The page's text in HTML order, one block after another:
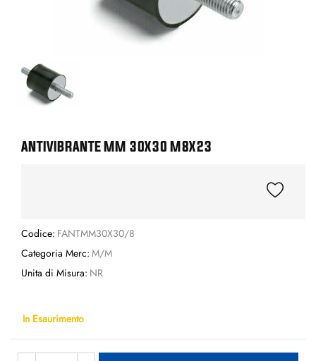
ANTIVIBRANTE MM 30X30 M8X23
Codice: FANTMM30X30/8
Categoria Merc: M/M
Unita di Misura: NR
In Esaurimento